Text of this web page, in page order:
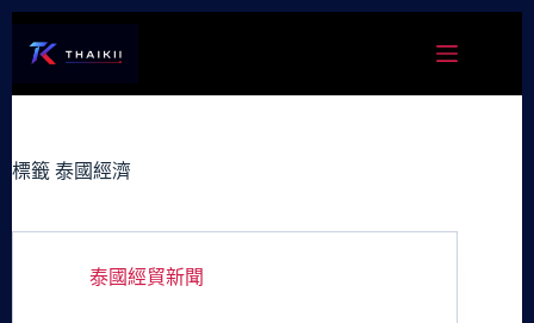
容
標籤 泰國經濟
泰國經貿新聞